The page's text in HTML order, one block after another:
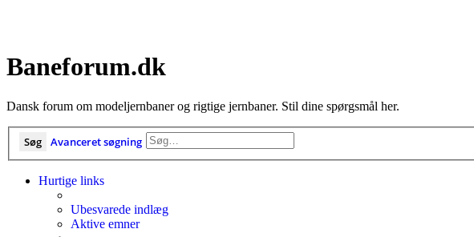
Baneforum.dk
Dansk forum om modeljernbaner og rigtige jernbaner. Stil dine spørgsmål her.
Søg Avanceret søgning
Hurtige links
Ubesvarede indlæg
Aktive emner